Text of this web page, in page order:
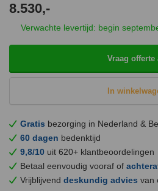
8.530,-
Verwachte levertijd: begin
Vraag offerte
In
Gratis bezorging in Nederland &
60 dagen bedenktijd
9,8/10 uit 620+ klantbeoordelingen
Betaal eenvoudig vooraf of
Vrijblijvend deskundig advies van